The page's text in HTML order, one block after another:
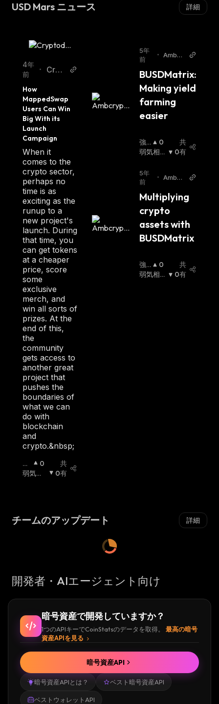
USD Mars ニュース 詳細
4年
前
•
Cryp
How
MappedSwap
Users Can Win
Big With its
Launch
Campaign
When it
comes to the
crypto sector,
perhaps no
time is as
exciting as the
runup to a
new project's
launch. During
that time, you
can get tokens
at a cheaper
price, score
some
exclusive
merch, and
win all sorts of
prizes. At the
end of this,
the
community
gets access to
another great
project that
pushes the
boundaries of
what we can
do with
blockchain
and
crypto.&nbsp;
強
気
0
弱気相
0
共
有
5年
前
• Ambcr
BUSDMatrix:
Making yield
farming
easier
強
気
場:
0
弱気相場
0
共
有
5年
前
• Ambcr
Multiplying
crypto
assets with
BUSDMatrix
強
気
0
弱気相場
0
共
有
チームのアップデート 詳細
開発者・AIエージェント向け
暗号資産で開発していますか？
1つのAPIキーでCoinStatsのデータを取得。
最高の暗号
資産APIを見る
暗号資産APIとは？ ベスト暗号資産API
ベストウォレットAPI
暗号資産API